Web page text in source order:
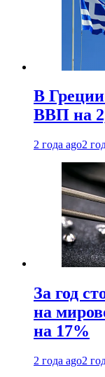
В
ВВП на
2 года ago2
За год
на
на 17%
2 года ago2